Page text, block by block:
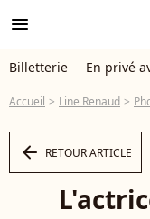
menu
Billetterie En privé
Accueil Line Renaud
arrow_left RETOUR ARTICLE